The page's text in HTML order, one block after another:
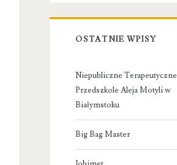
OSTATNIE WPISY
Niepubliczne Terapeutyczne
Przedszkole Aleja Motyli w
Białymstoku
Big Bag Master